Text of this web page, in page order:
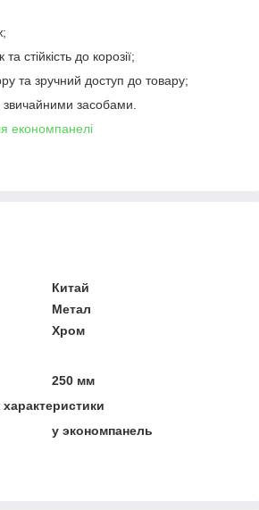
стійкість до корозії;
та зручний доступ до товару;
засобами.
економпанелі
Китай
Метал
Хром
250 мм
у экономпанель